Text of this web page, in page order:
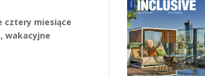
cztery miesiące
wakacyjne